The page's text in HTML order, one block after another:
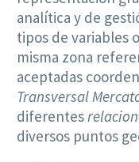
analítica y de
tipos de variables o
misma zona
aceptadas
Transversal
diferentes
diversos puntos